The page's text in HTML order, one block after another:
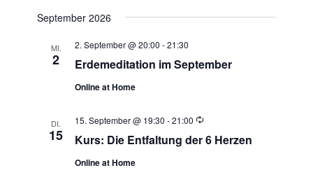
September 2026
MI.
2 Erdemeditation im September
2. September @ 20:00 -21:30
Online at Home
DI.
15 Kurs: Die Entfaltung der 6 Herzen
15. September @ 19:30 -21:00 Wiederholung
Online at Home